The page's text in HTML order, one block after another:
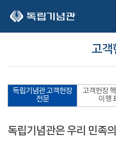
고객
독립기념관 고객헌장
전문
고객헌장
이행
독립기념관은 우리 민족